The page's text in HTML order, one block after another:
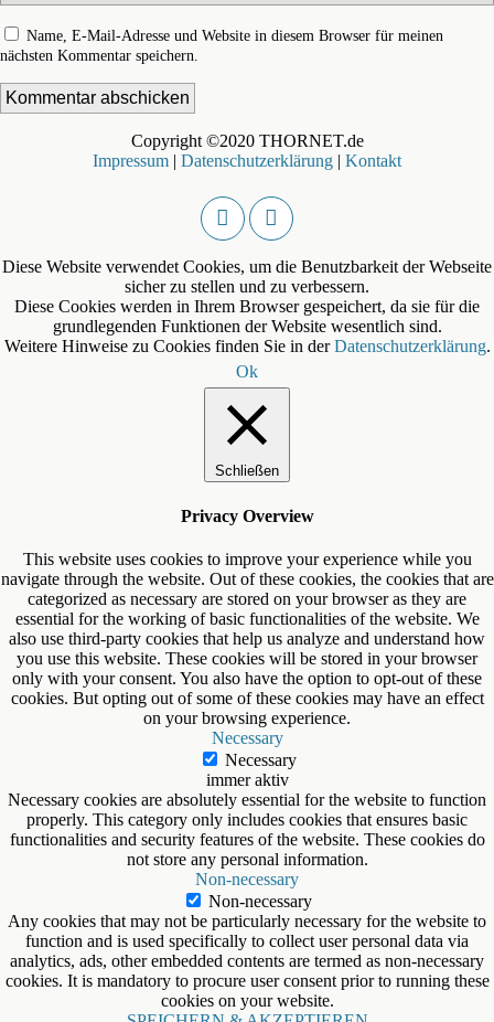
Name, E-Mail-Adresse und Website in diesem Browser für meinen
nächsten Kommentar speichern.
Copyright ©2020 THORNET.de
Impressum | Datenschutzerklärung | Kontakt
Diese Website verwendet Cookies, um die Benutzbarkeit der Webseite
sicher zu stellen und zu verbessern.
Diese Cookies werden in Ihrem Browser gespeichert, da sie für die
grundlegenden Funktionen der Website wesentlich sind.
Weitere Hinweise zu Cookies finden Sie in derDatenschutzerklärung.
Ok
Schließen
Privacy Overview
This website uses cookies to improve your experience while you
navigate through the website. Out of these cookies, the cookies that are
categorized as necessary are stored on your browser as they are
essential for the working of basic functionalities of the website. We
also use third-party cookies that help us analyze and understand how
you use this website. These cookies will be stored in your browser
only with your consent. You also have the option to opt-out of these
cookies. But opting out of some of these cookies may have an effect
on your browsing experience.
Necessary
Necessary
immer aktiv
Necessary cookies are absolutely essential for the website to function
properly. This category only includes cookies that ensures basic
functionalities and security features of the website. These cookies do
not store any personal information.
Non-necessary
Non-necessary
Any cookies that may not be particularly necessary for the website to
function and is used specifically to collect user personal data via
analytics, ads, other embedded contents are termed as non-necessary
cookies. It is mandatory to procure user consent prior to running these
cookies on your website.